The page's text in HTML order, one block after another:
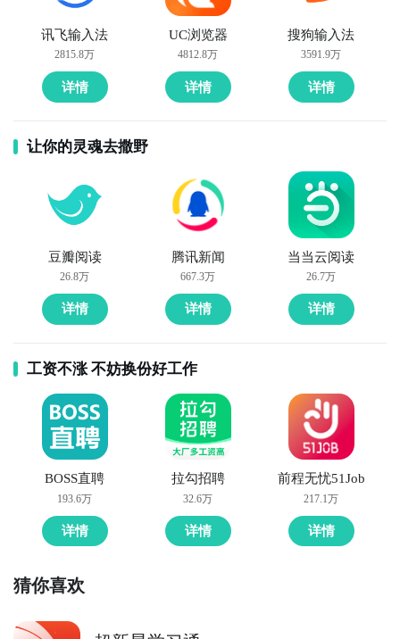
讯飞输入法
2815.8万
详情
UC浏览器
4812.8万
详情
搜狗输入法
3591.9万
详情
让你的灵魂去撒野
豆瓣阅读
26.8万
详情
腾讯新闻
667.3万
详情
当当云阅读
26.7万
详情
工资不涨 不妨换份好工作
BOSS直聘
193.6万
详情
拉勾招聘
32.6万
详情
前程无忧51Job
217.1万
详情
猜你喜欢